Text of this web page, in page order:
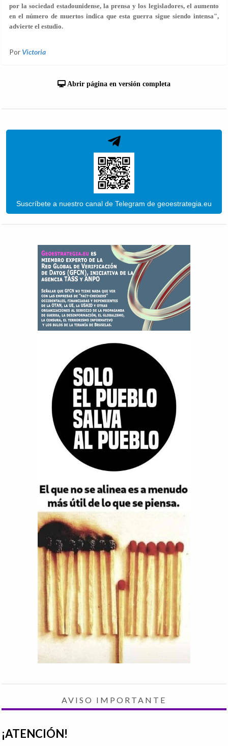
por la sociedad estadounidense, la prensa y los legisladores, el aumento
en el número de muertos indica que esta guerra sigue siendo intensa",
advierte el estudio.
Por Victoria
Abrir página en versión completa
Suscríbete a nuestro canal de Telegram de geoestrategia.eu
AVISO IMPORTANTE
¡ATENCIÓN!